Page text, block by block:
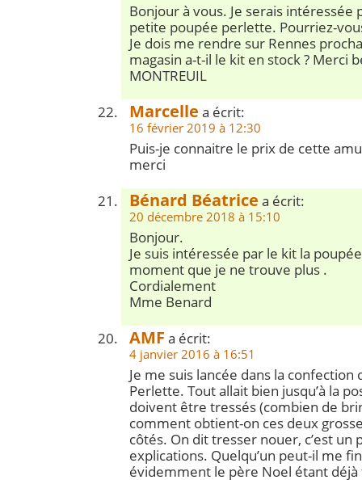
Bonjour à vous. Je serais intéressée
petite poupée perlette. Pourriez-
Je dois me rendre sur Rennes
magasin a-t-il le kit en stock ? Merci
MONTREUIL
Marcelle a écrit:
16 février 2019 à 12:30
Puis-je connaitre le prix de cette
merci
Bénard Béatrice a écrit:
20 décembre 2018 à 15:10
Bonjour.
Je suis intéressée par le kit la
moment que je ne trouve plus .
Cordialement
Mme Benard
AMF a écrit:
4 janvier 2016 à 16:51
Je me suis lancée dans la confection
Perlette. Tout allait bien jusqu’à la
doivent être tressés (combien de
comment obtient-on ces deux
côtés. On dit tresser nouer, c’est un
explications. Quelqu’un peut-il me
évidemment le père Noel étant déjà